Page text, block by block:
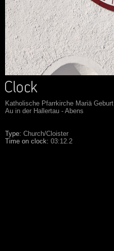
Katholische Pfarrkirche Mariä Geburt
Au in der Hallertau - Abens
Type: Church/Cloister
Time on clock: 03:12.2